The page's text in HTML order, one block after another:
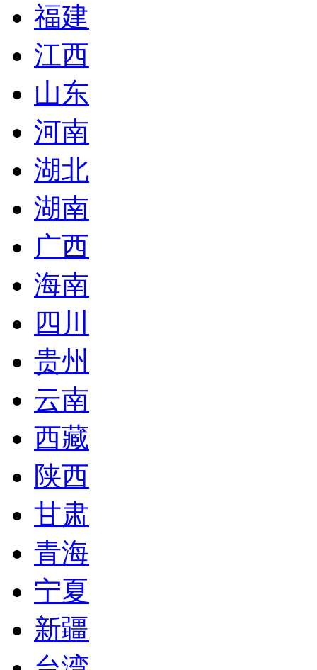
福建
江西
山东
河南
湖北
湖南
广西
海南
四川
贵州
云南
西藏
陕西
甘肃
青海
宁夏
新疆